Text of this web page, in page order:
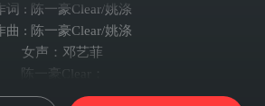
词 : 陈一豪Clear/姚涤
曲 : 陈一豪Clear/姚涤
女声：邓艺菲
陈一豪Clear：
touch me（告诉我兄弟他们追不上我）